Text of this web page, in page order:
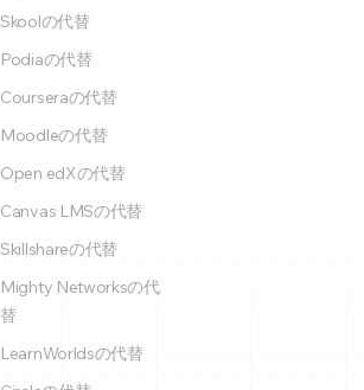
Skoolの代替
Podiaの代替
Courseraの代替
Moodleの代替
Open edXの代替
Canvas LMSの代替
Skillshareの代替
Mighty Networksの代
替
LearnWorldsの代替